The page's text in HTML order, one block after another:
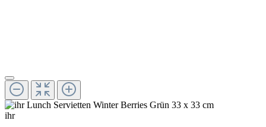
ihr